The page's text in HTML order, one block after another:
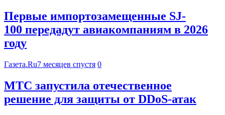
Первые импортозамещенные SJ-
100 передадут авиакомпаниям в 2026
году
Газета.Ru7 месяцев спустя 0
МТС запустила отечественное
решение для защиты от DDoS-атак